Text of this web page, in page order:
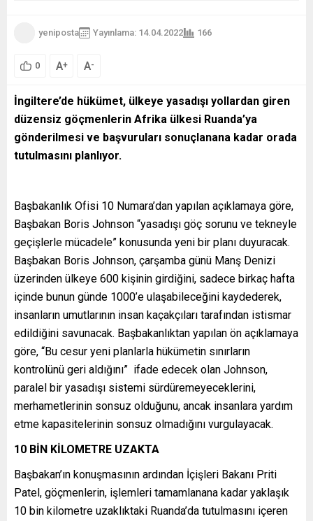
yeniposta Yayınlama: 14.04.2022 166
0 A+ A-
İngiltere’de hükümet, ülkeye yasadışı yollardan giren
düzensiz göçmenlerin Afrika ülkesi Ruanda’ya
gönderilmesi ve başvuruları sonuçlanana kadar orada
tutulmasını planlıyor.
Başbakanlık Ofisi 10 Numara’dan yapılan açıklamaya göre,
Başbakan Boris Johnson “yasadışı göç sorunu ve tekneyle
geçişlerle mücadele” konusunda yeni bir planı duyuracak.
Başbakan Boris Johnson, çarşamba günü Manş Denizi
üzerinden ülkeye 600 kişinin girdiğini, sadece birkaç hafta
içinde bunun günde 1000’e ulaşabileceğini kaydederek,
insanların umutlarının insan kaçakçıları tarafından istismar
edildiğini savunacak. Başbakanlıktan yapılan ön açıklamaya
göre, “Bu cesur yeni planlarla hükümetin sınırların
kontrolünü geri aldığını” ifade edecek olan Johnson,
paralel bir yasadışı sistemi sürdüremeyeceklerini,
merhametlerinin sonsuz olduğunu, ancak insanlara yardım
etme kapasitelerinin sonsuz olmadığını vurgulayacak.
10 BİN KİLOMETRE UZAKTA
Başbakan’ın konuşmasının ardından İçişleri Bakanı Priti
Patel, göçmenlerin, işlemleri tamamlanana kadar yaklaşık
10 bin kilometre uzaklıktaki Ruanda’da tutulmasını içeren